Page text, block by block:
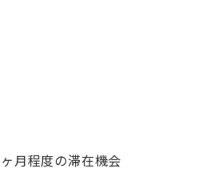
月程度の滞在機会